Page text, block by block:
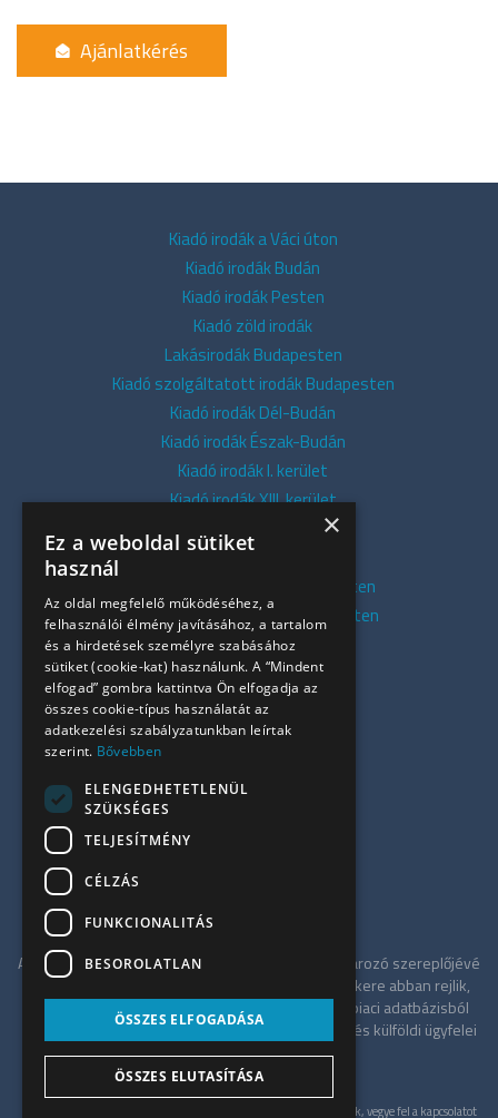
Gyöngyösi
Ajánlatkérés
Kiadó irodák a Váci úton
Kiadó irodák Budán
Kiadó irodák Pesten
Kiadó zöld irodák
Lakásirodák Budapesten
Kiadó szolgáltatott irodák Budapesten
Kiadó irodák Dél-Budán
Kiadó irodák Észak-Budán
Kiadó irodák I. kerület
Kiadó irodák XIII. kerület
Kiadó irodák V. kerület
Kiadó irodák XI. kerület
Kiadó belvárosi irodák Budapesten
Kiadó presztízs irodák Budapesten
Kiadó azonnali irodák
Összes iroda
Szolgáltatásaink
Referenciák
Irodapiaci hírek
+36 30 949 9709
Az ÚjIroda a Tower-International tagjaként meghatározó szereplőjévé
vált a budapesti irodapiacnak. Szolgáltatásának sikere abban rejlik,
hogy független tanácsadóként a teljes irodaház-piaci adatbázisból
merítve a legkedvezőbb alkupozíciót kínálja hazai és külföldi ügyfelei
számára.
© UjIroda 2026. Minden jog fenntartva. Konkrét ajánlatért, kérjük, vegye fel a kapcsolatot
×
Ez a weboldal sütiket
használ
Az oldal megfelelő működéséhez, a
felhasználói élmény javításához, a tartalom
és a hirdetések személyre szabásához
sütiket (cookie-kat) használunk. A “Mindent
elfogad” gombra kattintva Ön elfogadja az
összes cookie-típus használatát az
adatkezelési szabályzatunkban leírtak
szerint. Bővebben
ELENGEDHETETLENÜL
SZÜKSÉGES
TELJESÍTMÉNY
CÉLZÁS
FUNKCIONALITÁS
BESOROLATLAN
ÖSSZES ELFOGADÁSA
ÖSSZES ELUTASÍTÁSA